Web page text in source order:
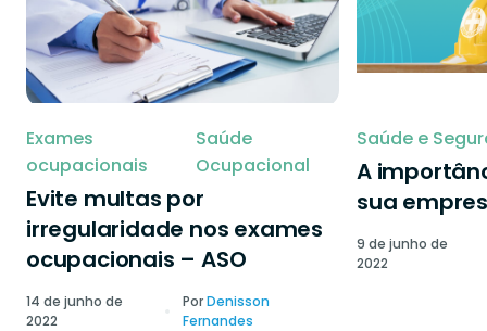
Exames
ocupacionais
Saúde
Ocupacional
Evite multas por
irregularidade nos exames
ocupacionais – ASO
14 de junho de
2022
PorDenisson
Fernandes
Saúde e
A
sua
9 de junho de
2022